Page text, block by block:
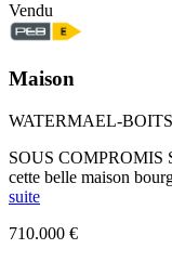
Vendu
Maison
WATERMAEL-
SOUS COMPROMIS
cette belle maison
suite
710.000 €